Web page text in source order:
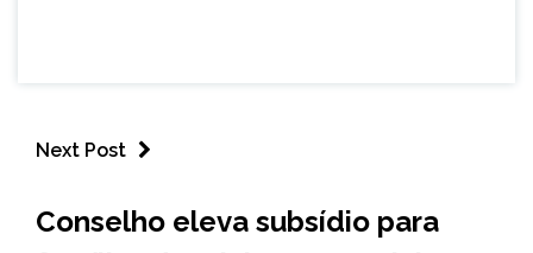
Next Post
NOTÍCIAS
Conselho eleva subsídio para